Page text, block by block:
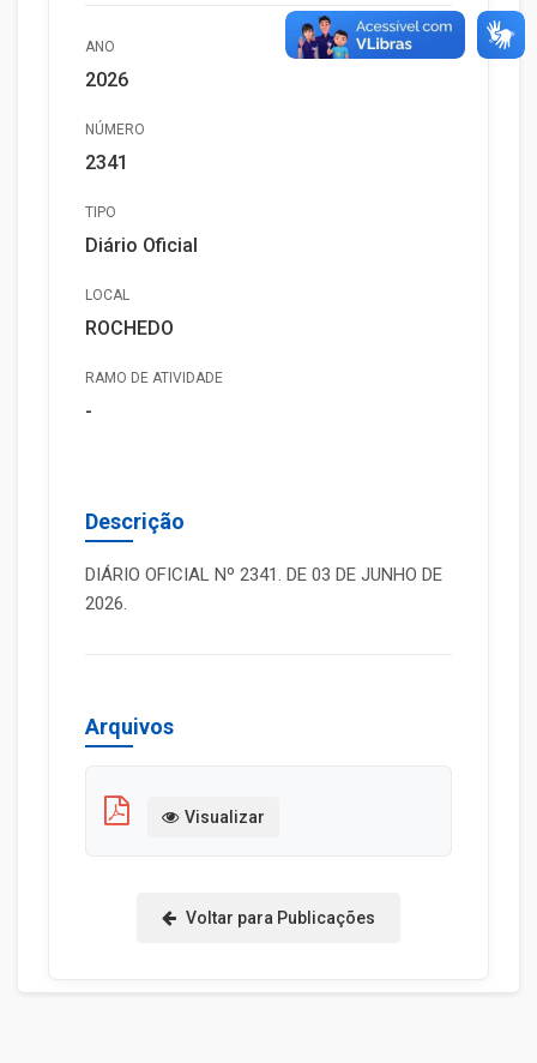
ANO
2026
NÚMERO
2341
TIPO
Diário Oficial
LOCAL
ROCHEDO
RAMO DE ATIVIDADE
-
Descrição
DIÁRIO OFICIAL Nº 2341. DE 03 DE JUNHO DE
2026.
Arquivos
Visualizar
Voltar para Publicações